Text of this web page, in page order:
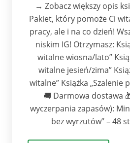
→ Zobacz większy opis
Pakiet, który pomoże Ci
pracy, ale i na co dzień!
niskim IG! Otrzymasz:
witalne wiosna/lato”
witalne jesień/zima”
witalne” Książka „Szalenie
🚚 Darmowa dostawa
wyczerpania zapasów):
bez wyrzutów” – 48